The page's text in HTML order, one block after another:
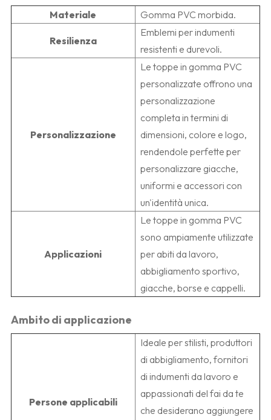
Materiale Gomma PVC morbida.
Resilienza
Emblemi per indumenti
resistenti e durevoli.
Personalizzazione
Le toppe in gomma PVC
personalizzate offrono una
personalizzazione
completa in termini di
dimensioni, colore e logo,
rendendole perfette per
personalizzare giacche,
uniformi e accessori con
un'identità unica.
Applicazioni
Le toppe in gomma PVC
sono ampiamente utilizzate
per abiti da lavoro,
abbigliamento sportivo,
giacche, borse e cappelli.
Ambito di applicazione
Persone applicabili
Ideale per stilisti, produttori
di abbigliamento, fornitori
di indumenti da lavoro e
appassionati del fai da te
che desiderano aggiungere